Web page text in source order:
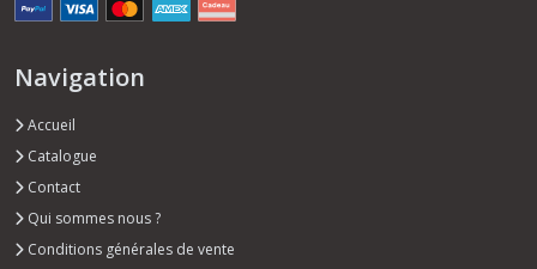
Navigation
Accueil
Catalogue
Contact
Qui sommes nous ?
Conditions générales de vente